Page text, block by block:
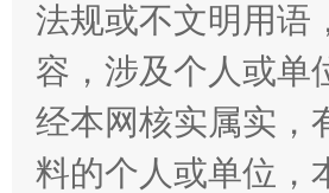
法规或不文明用语
容，涉及个人或单
经本网核实属实，
料的个人或单位，